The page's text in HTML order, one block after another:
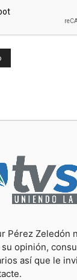
Pérez Zeledón
opinión,
así que le